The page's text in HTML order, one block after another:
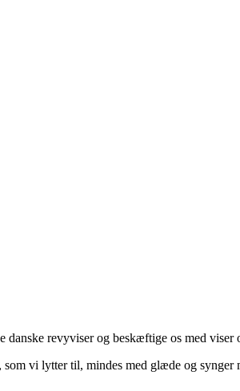
revyviser og beskæftige os med viser
vi lytter til, mindes med glæde og synger